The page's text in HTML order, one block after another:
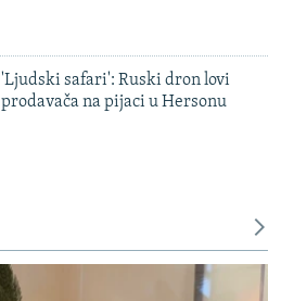
'Ljudski safari': Ruski dron lovi
prodavača na pijaci u Hersonu